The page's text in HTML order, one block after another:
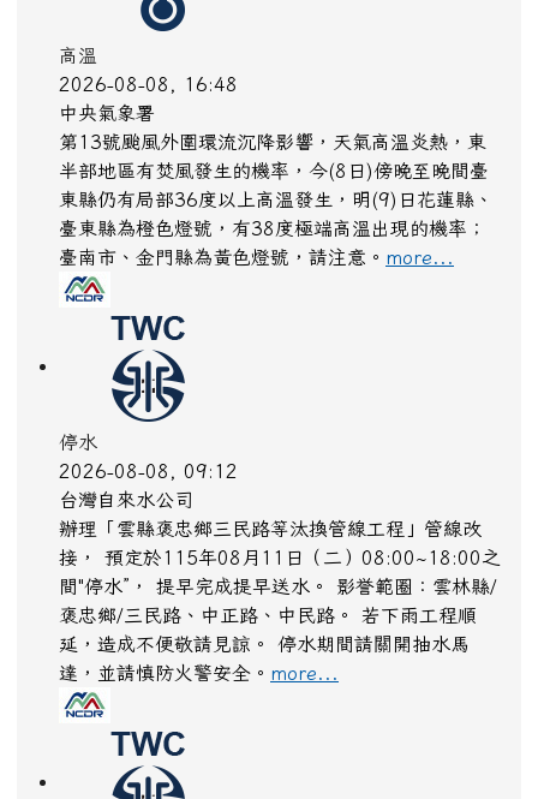
高溫
2026-08-08, 16:48
中央氣象署
第13號颱風外圍環流沉降影響，天氣高溫炎熱，東
半部地區有焚風發生的機率，今(8日)傍晚至晚間臺
東縣仍有局部36度以上高溫發生，明(9)日花蓮縣、
臺東縣為橙色燈號，有38度極端高溫出現的機率；
臺南市、金門縣為黃色燈號，請注意。 more...
停水
2026-08-08, 09:12
台灣自來水公司
辦理「雲縣褒忠鄉三民路等汰換管線工程」管線改
接， 預定於115年08月11日（二）08:00~18:00之
間"停水”， 提早完成提早送水。 影誉範圈：雲林縣/
褒忠鄉/三民路、中正路、中民路。 若下雨工程順
延，造成不便敬請見諒。 停水期間請關開抽水馬
達，並請慎防火警安全。 more...